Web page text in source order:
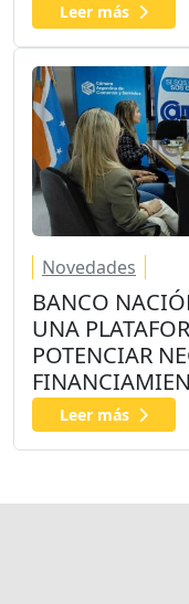
Leer más
Novedades
BANCO
UNA
POTENCIAR
Leer más